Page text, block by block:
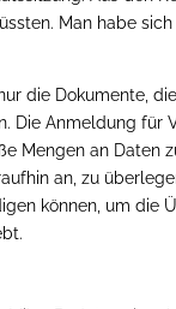
Man habe
die Dokumente,
Die Anmeldung für
Mengen an Daten
an, zu
können, um die